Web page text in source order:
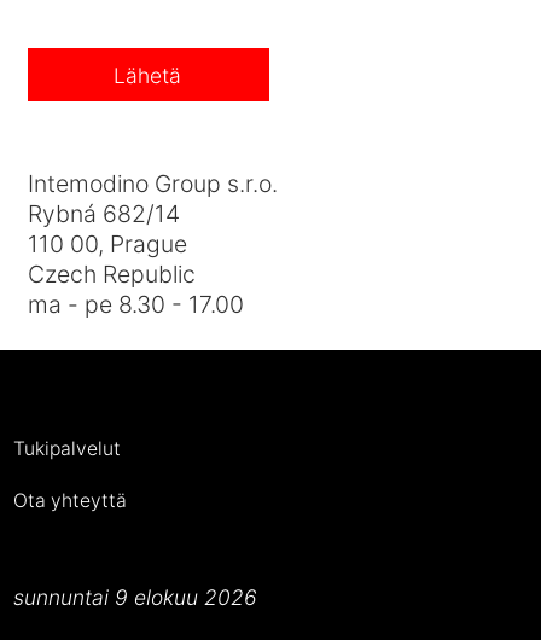
Intemodino Group s.r.o.
Rybná 682/14
110 00, Prague
Czech Republic
ma - pe 8.30 - 17.00
Tukipalvelut
Ota yhteyttä
sunnuntai 9 elokuu 2026